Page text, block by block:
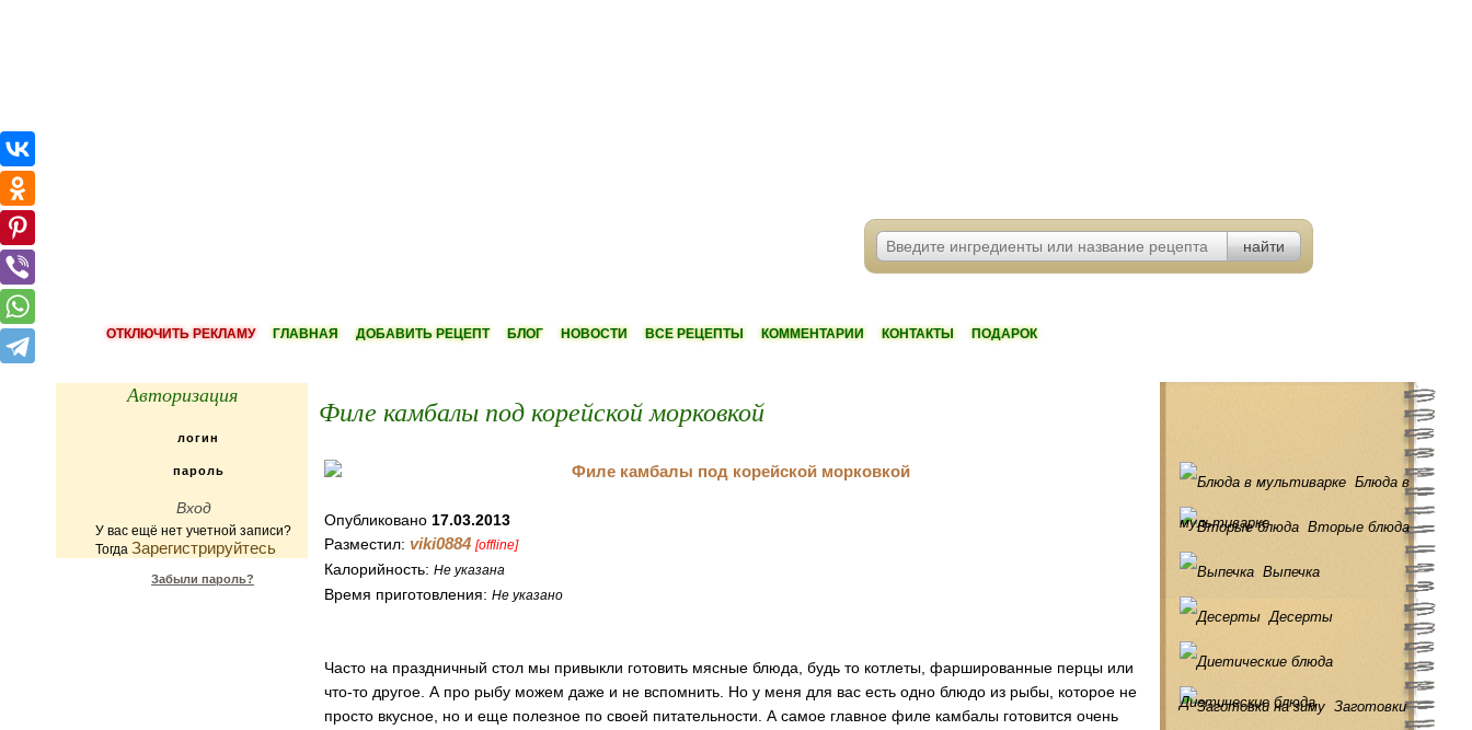
ОТКЛЮЧИТЬ РЕКЛАМУ ГЛАВНАЯ ДОБАВИТЬ РЕЦЕПТ БЛОГ НОВОСТИ ВСЕ РЕЦЕПТЫ КОММЕНТАРИИ КОНТАКТЫ ПОДАРОК
Авторизация
У вас ещё нет учетной записи?
Тогда Зарегистрируйтесь
Забыли пароль?
Филе камбалы под корейской морковкой
Опубликовано 17.03.2013
Разместил: viki0884 [offline]
Калорийность: Не указана
Время приготовления: Не указано
Часто на праздничный стол мы привыкли готовить мясные блюда, будь то котлеты, фаршированные перцы или
что-то другое. А про рыбу можем даже и не вспомнить. Но у меня для вас есть одно блюдо из рыбы, которое не
просто вкусное, но и еще полезное по своей питательности. А самое главное филе камбалы готовится очень
Блюда в
мультиварке Вторые блюда
Выпечка
Десерты
Диетические блюда Заготовки